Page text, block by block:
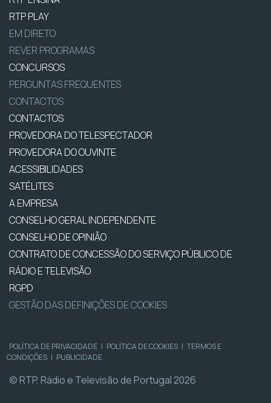
RTP PLAY
EM DIRETO
REVER PROGRAMAS
CONCURSOS
PERGUNTAS FREQUENTES
CONTACTOS
CONTACTOS
PROVEDORA DO TELESPECTADOR
PROVEDORA DO OUVINTE
ACESSIBILIDADES
SATÉLITES
A EMPRESA
CONSELHO GERAL INDEPENDENTE
CONSELHO DE OPINIÃO
CONTRATO DE CONCESSÃO DO SERVIÇO PÚBLICO DE
RÁDIO E TELEVISÃO
RGPD
GESTÃO DAS DEFINIÇÕES DE COOKIES
POLÍTICA DE PRIVACIDADE | POLÍTICA DE COOKIES | TERMOS E
CONDIÇÕES | PUBLICIDADE
© RTP, Rádio e Televisão de Portugal 2026